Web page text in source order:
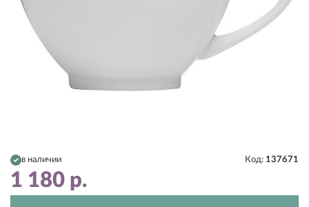
в наличии Код: 137671
1 180 р.